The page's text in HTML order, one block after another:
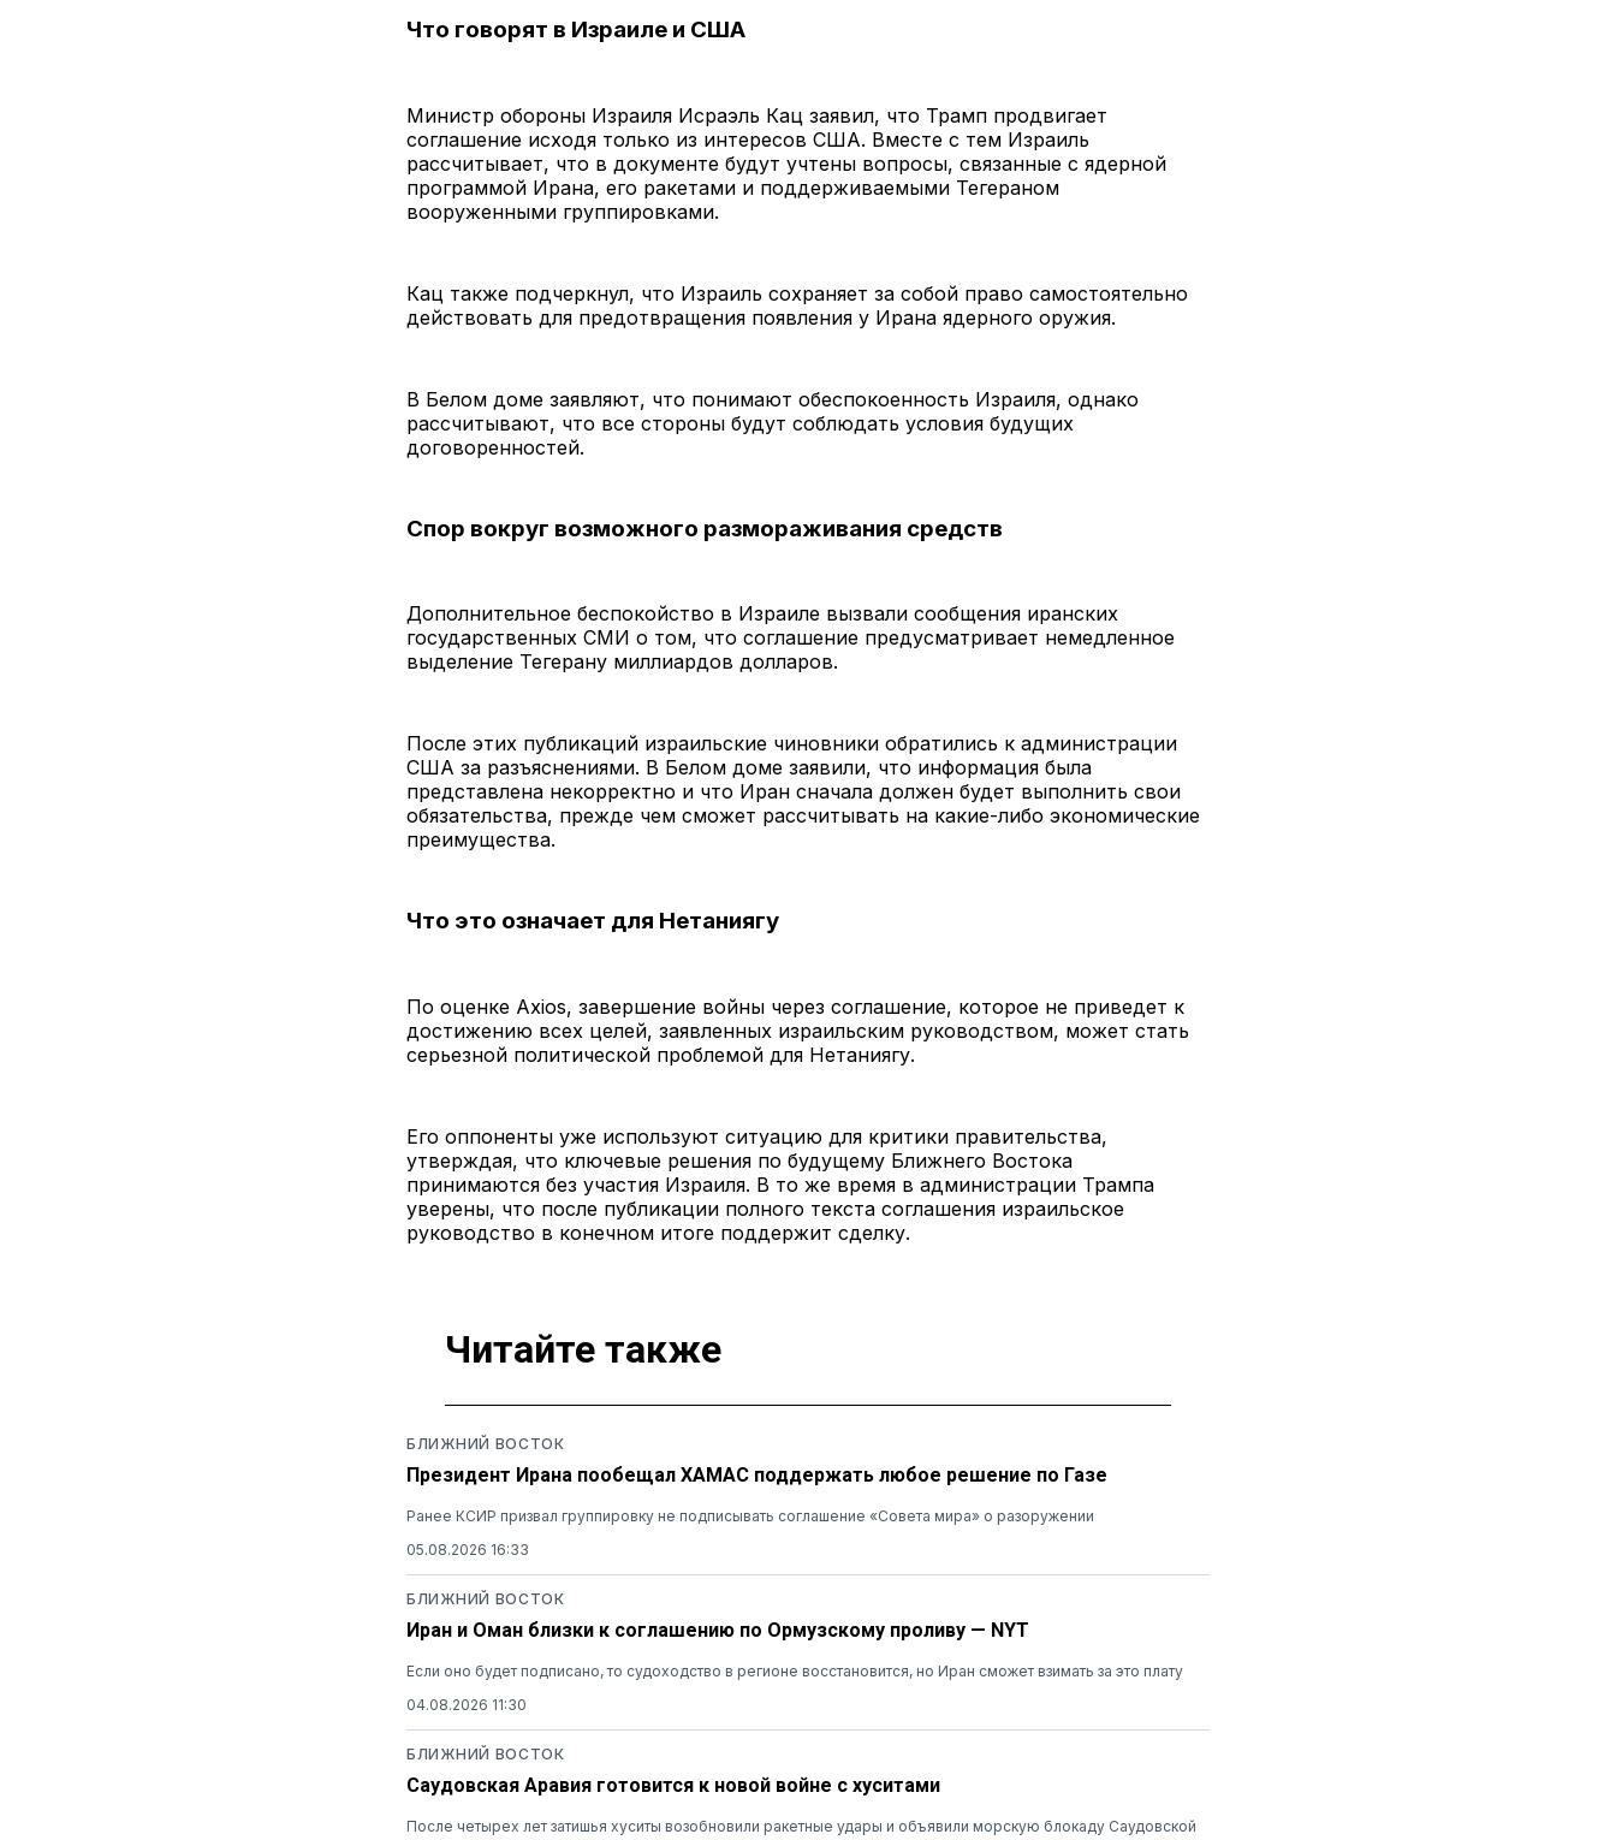
Что говорят в Израиле и США
Министр обороны Израиля Исраэль Кац заявил, что Трамп продвигает
соглашение исходя только из интересов США. Вместе с тем Израиль
рассчитывает, что в документе будут учтены вопросы, связанные с ядерной
программой Ирана, его ракетами и поддерживаемыми Тегераном
вооруженными группировками.
Кац также подчеркнул, что Израиль сохраняет за собой право самостоятельно
действовать для предотвращения появления у Ирана ядерного оружия.
В Белом доме заявляют, что понимают обеспокоенность Израиля, однако
рассчитывают, что все стороны будут соблюдать условия будущих
договоренностей.
Спор вокруг возможного размораживания средств
Дополнительное беспокойство в Израиле вызвали сообщения иранских
государственных СМИ о том, что соглашение предусматривает немедленное
выделение Тегерану миллиардов долларов.
После этих публикаций израильские чиновники обратились к администрации
США за разъяснениями. В Белом доме заявили, что информация была
представлена некорректно и что Иран сначала должен будет выполнить свои
обязательства, прежде чем сможет рассчитывать на какие-либо экономические
преимущества.
Что это означает для Нетаниягу
По оценке Axios, завершение войны через соглашение, которое не приведет к
достижению всех целей, заявленных израильским руководством, может стать
серьезной политической проблемой для Нетаниягу.
Его оппоненты уже используют ситуацию для критики правительства,
утверждая, что ключевые решения по будущему Ближнего Востока
принимаются без участия Израиля. В то же время в администрации Трампа
уверены, что после публикации полного текста соглашения израильское
руководство в конечном итоге поддержит сделку.
Читайте также
БЛИЖНИЙ ВОСТОК
Президент Ирана пообещал ХАМАС поддержать любое решение по Газе
Ранее КСИР призвал группировку не подписывать соглашение «Совета мира» о разоружении
05.08.2026 16:33
БЛИЖНИЙ ВОСТОК
Иран и Оман близки к соглашению по Ормузскому проливу — NYT
Если оно будет подписано, то судоходство в регионе восстановится, но Иран сможет взимать за это плату
04.08.2026 11:30
БЛИЖНИЙ ВОСТОК
Саудовская Аравия готовится к новой войне с хуситами
После четырех лет затишья хуситы возобновили ракетные удары и объявили морскую блокаду Саудовской